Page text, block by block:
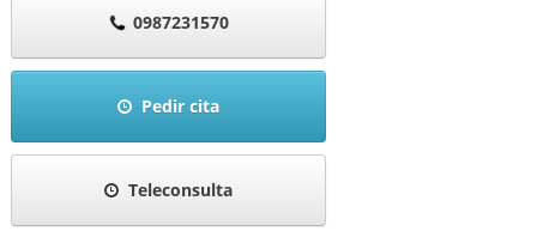
0987231570
Pedir cita
Teleconsulta